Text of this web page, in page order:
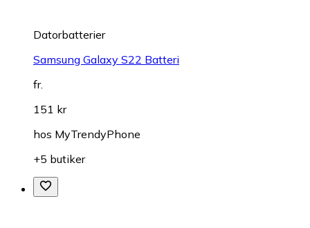
Datorbatterier
Samsung Galaxy S22 Batteri
fr.
151 kr
hos MyTrendyPhone
+5 butiker